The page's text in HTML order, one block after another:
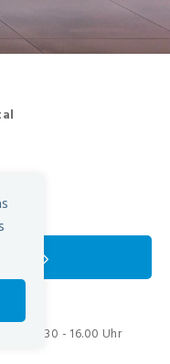
13.30 - 16.00 Uhr